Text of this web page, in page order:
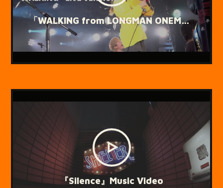
「WALKING from LONGMAN ONEMAN LIVE 2025「ピザ」 @WstudioRED」ライブ映像
『Silence』Music Video